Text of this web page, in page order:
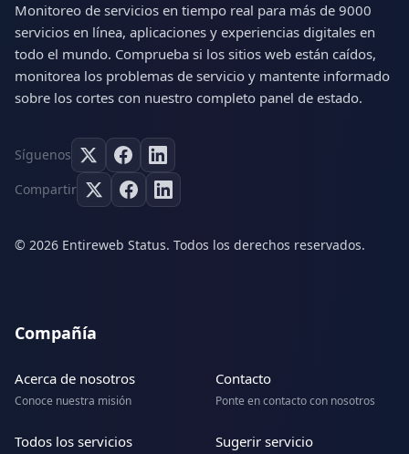
Monitoreo de servicios en tiempo real para más de 9000
servicios en línea, aplicaciones y experiencias digitales en
todo el mundo. Comprueba si los sitios web están caídos,
monitorea los problemas de servicio y mantente informado
sobre los cortes con nuestro completo panel de estado.
Síguenos
Compartir
© 2026 Entireweb Status. Todos los derechos reservados.
Compañía
Acerca de nosotros
Conoce nuestra misión
Contacto
Ponte en contacto con nosotros
Todos los servicios Sugerir servicio